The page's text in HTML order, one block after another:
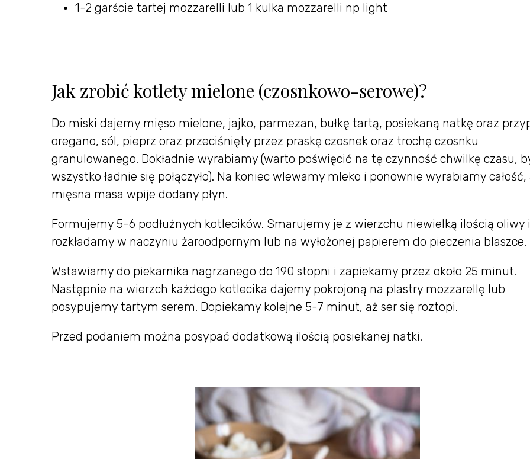
1-2 garście tartej mozzarelli lub 1 kulka mozzarelli np light
Jak zrobić kotlety mielone (czosnkowo-serowe)?
Do miski dajemy mięso mielone, jajko, parmezan, bułkę tartą, posiekaną natkę oraz
oregano, sól, pieprz oraz przeciśnięty przez praskę czosnek oraz trochę czosnku
granulowanego. Dokładnie wyrabiamy (warto poświęcić na tę czynność chwilkę czasu,
wszystko ładnie się połączyło). Na koniec wlewamy mleko i ponownie wyrabiamy całość,
mięsna masa wpije dodany płyn.
Formujemy 5-6 podłużnych kotlecików. Smarujemy je z wierzchu niewielką ilością oliwy i
rozkładamy w naczyniu żaroodpornym lub na wyłożonej papierem do pieczenia blaszce.
Wstawiamy do piekarnika nagrzanego do 190 stopni i zapiekamy przez około 25 minut.
Następnie na wierzch każdego kotlecika dajemy pokrojoną na plastry mozzarellę lub
posypujemy tartym serem. Dopiekamy kolejne 5-7 minut, aż ser się roztopi.
Przed podaniem można posypać dodatkową ilością posiekanej natki.